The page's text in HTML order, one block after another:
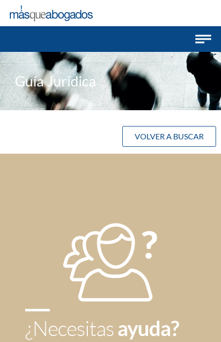
Guía Jurídica
VOLVER A BUSCAR
¿Necesitasayuda?